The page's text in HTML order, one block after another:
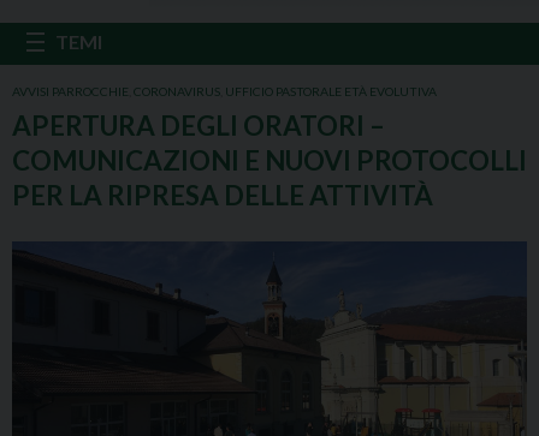
AVVISI PARROCCHIE CORONAVIRUS UFFICIO PASTORALE ETÀ EVOLUTIVA
APERTURA DEGLI ORATORI –
COMUNICAZIONI E NUOVI PROTOCOLLI
PER LA RIPRESA DELLE ATTIVITÀ